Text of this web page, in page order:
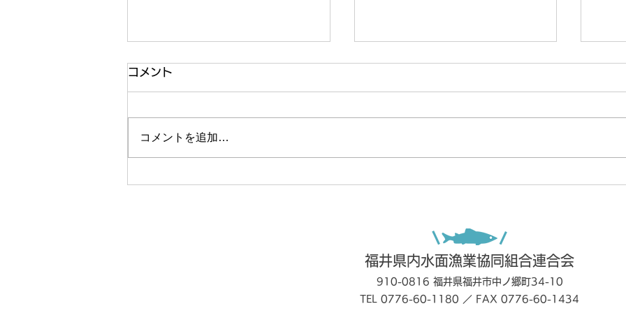
【令和8年度】福井県アユ友
令
コメント
コメントを追加…
福井県内水面漁業協同組合連合会
910-0816 福井県福井市中ノ郷町34-10
TEL 0776-60-1180 ／ FAX 0776-60-1434